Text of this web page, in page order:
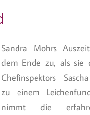
Sandra Mohrs
dem Ende zu, als sie
Chefinspektors
zu einem
nimmt die